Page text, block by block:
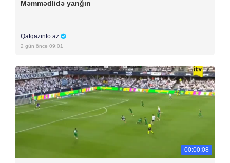
Məmmədlidə yanğın
Qafqazinfo.az
2 gün öncə 09:01
00:00:08